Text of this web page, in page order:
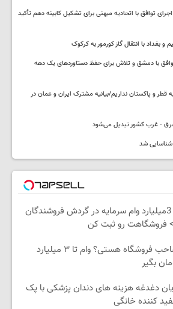
توافق با اتحادیه میهنی برای تشکیل کابینه دهم تأکید
و بغداد با انتقال گاز کورمور به کرکوک
با دمشق و تلاش برای حفظ دستاوردهای یک دهه
قطر و پاکستان نداریم/بیانیه مشترک ایران و عمان در
شرق - غرب کشور تبدیل می‌شود
شناسایی شد
تا 3میلیارد وام سرمایه در گردش فروشندگان
فروشگاهت رو ثبت کن
صاحب فروشگاه هستی؟ وام تا ۳ میلیارد
بگیر
دغدغه هزینه های دندان پزشکی با پک
کننده خانگی